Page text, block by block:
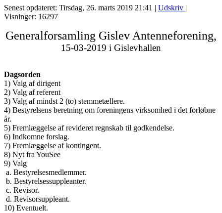
Senest opdateret: Tirsdag, 26. marts 2019 21:41 | Udskriv |
Visninger: 16297
Generalforsamling Gislev Antenneforening,
15-03-2019 i Gislevhallen
Dagsorden
1) Valg af dirigent
2) Valg af referent
3) Valg af mindst 2 (to) stemmetællere.
4) Bestyrelsens beretning om foreningens virksomhed i det forløbne
år.
5) Fremlæggelse af revideret regnskab til godkendelse.
6) Indkomne forslag.
7) Fremlæggelse af kontingent.
8) Nyt fra YouSee
9) Valg
a. Bestyrelsesmedlemmer.
b. Bestyrelsessuppleanter.
c. Revisor.
d. Revisorsuppleant.
10) Eventuelt.